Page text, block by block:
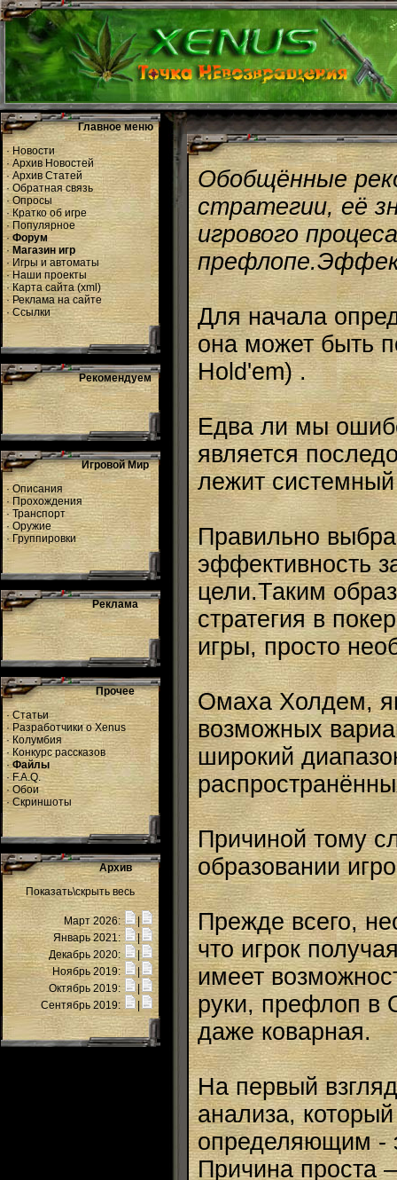
Главное меню
·Новости
·Архив Новостей
·Архив Статей
·Обратная связь
·Опросы
·Кратко об игре
· Популярное
· Форум
·Магазин игр
· Игры и автоматы
·Наши проекты
·Карта сайта(xml )
·Реклама на сайте
·Ссылки
Рекомендуем
Игровой Мир
·Описания
·Прохождения
·Транспорт
·Оружие
·Группировки
Реклама
Прочее
·Статьи
·Разработчики о Xenus
·Колумбия
·Конкурс рассказов
·Файлы
·F.A.Q.
· Обои
· Скриншоты
Архив
Показать\скрыть весь
Март 2026:
Январь 2021:
|
Декабрь 2020:
Ноябрь 2019:
Октябрь 2019:
Сентябрь 2019:
Обобщённые
стратегии, её
игрового
Для начала
она может быть
Hold'em) .
Едва ли мы
является
лежит
Правильно
эффективность
цели.Таким
стратегия в
игры, просто
Омаха Холдем,
возможных
широкий
Причиной тому
образовании
Прежде всего,
что игрок
имеет
руки, префлоп в
даже коварная.
На первый
анализа,
определяющим -
Причина проста